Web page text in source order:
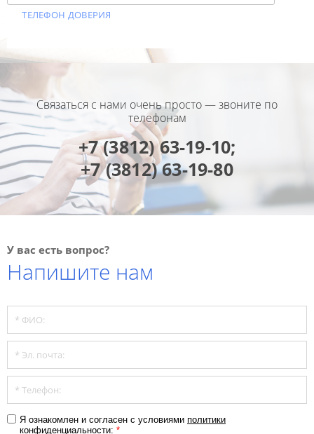
ТЕЛЕФОН ДОВЕРИЯ
Связаться с нами очень просто — звоните по
телефонам
+7 (3812) 63-19-10;
+7 (3812) 63-19-80
У вас есть вопрос?
Напишите нам
Я ознакомлен и согласен с условиями политики
конфиденциальности: *